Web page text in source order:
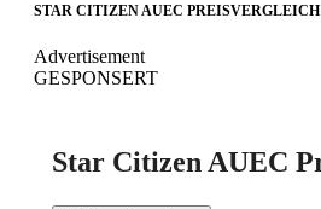
STAR CITIZEN AUEC PREISVERGLEICH
Advertisement
GESPONSERT
Star Citizen AUEC